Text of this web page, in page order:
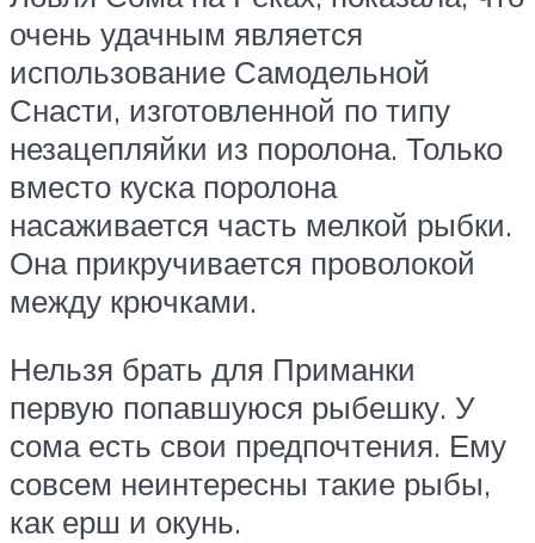
очень удачным является
использование Самодельной
Снасти, изготовленной по типу
незацепляйки из поролона. Только
вместо куска поролона
насаживается часть мелкой рыбки.
Она прикручивается проволокой
между крючками.
Нельзя брать для Приманки
первую попавшуюся рыбешку. У
сома есть свои предпочтения. Ему
совсем неинтересны такие рыбы,
как ерш и окунь.